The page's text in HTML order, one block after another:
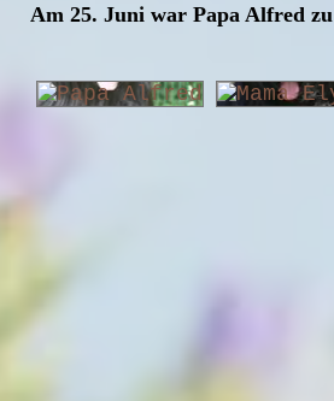
Am 25. Juni war Papa Alfred zu